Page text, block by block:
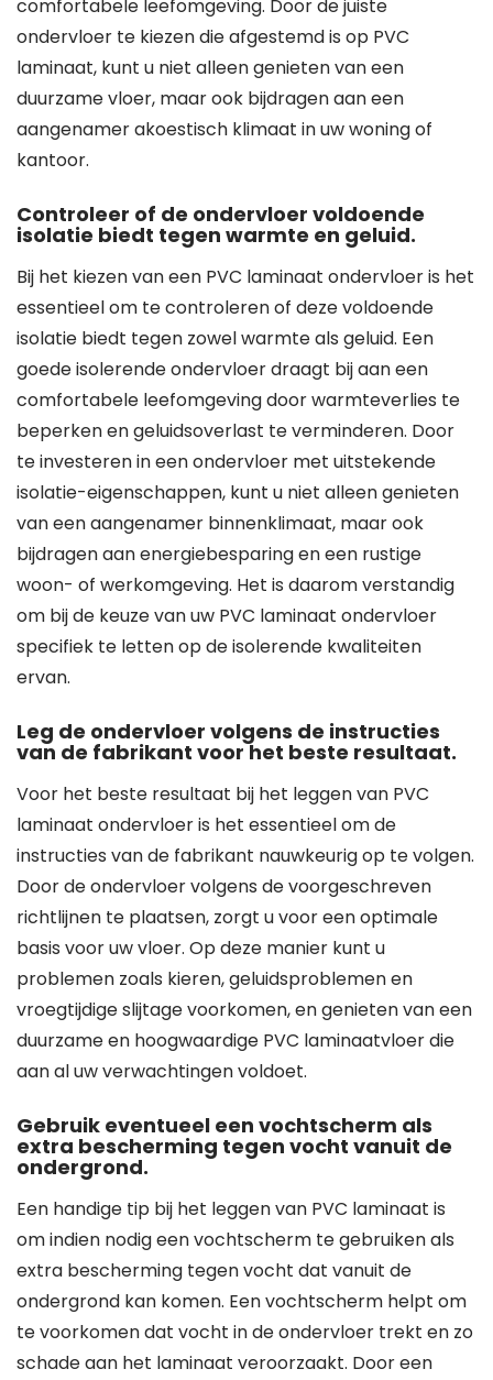
comfortabele leefomgeving. Door de juiste
ondervloer te kiezen die afgestemd is op PVC
laminaat, kunt u niet alleen genieten van een
duurzame vloer, maar ook bijdragen aan een
aangenamer akoestisch klimaat in uw woning of
kantoor.
Controleer of de ondervloer voldoende
isolatie biedt tegen warmte en geluid.
Bij het kiezen van een PVC laminaat ondervloer is het
essentieel om te controleren of deze voldoende
isolatie biedt tegen zowel warmte als geluid. Een
goede isolerende ondervloer draagt bij aan een
comfortabele leefomgeving door warmteverlies te
beperken en geluidsoverlast te verminderen. Door
te investeren in een ondervloer met uitstekende
isolatie-eigenschappen, kunt u niet alleen genieten
van een aangenamer binnenklimaat, maar ook
bijdragen aan energiebesparing en een rustige
woon- of werkomgeving. Het is daarom verstandig
om bij de keuze van uw PVC laminaat ondervloer
specifiek te letten op de isolerende kwaliteiten
ervan.
Leg de ondervloer volgens de instructies
van de fabrikant voor het beste resultaat.
Voor het beste resultaat bij het leggen van PVC
laminaat ondervloer is het essentieel om de
instructies van de fabrikant nauwkeurig op te volgen.
Door de ondervloer volgens de voorgeschreven
richtlijnen te plaatsen, zorgt u voor een optimale
basis voor uw vloer. Op deze manier kunt u
problemen zoals kieren, geluidsproblemen en
vroegtijdige slijtage voorkomen, en genieten van een
duurzame en hoogwaardige PVC laminaatvloer die
aan al uw verwachtingen voldoet.
Gebruik eventueel een vochtscherm als
extra bescherming tegen vocht vanuit de
ondergrond.
Een handige tip bij het leggen van PVC laminaat is
om indien nodig een vochtscherm te gebruiken als
extra bescherming tegen vocht dat vanuit de
ondergrond kan komen. Een vochtscherm helpt om
te voorkomen dat vocht in de ondervloer trekt en zo
schade aan het laminaat veroorzaakt. Door een